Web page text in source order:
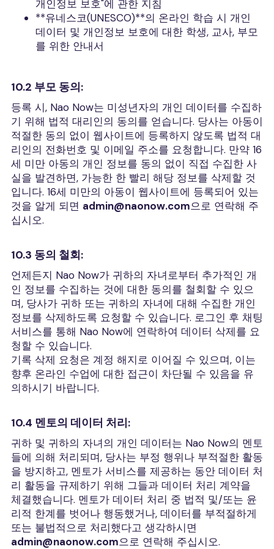
개인정보 보호"에 관한 지침
**유네스코(UNESCO)**의 온라인 학습 시 개인
데이터 및 개인정보 보호에 대한 학생, 교사, 부모
를 위한 안내서
10.2 부모 동의:
등록 시, Nao Now는 미성년자의 개인 데이터를 수집하
기 위해 법적 대리인의 동의를 얻습니다. 당사는 아동이
적절한 동의 없이 웹사이트에 등록하지 않도록 법적 대
리인의 전화번호 및 이메일 주소를 요청합니다. 만약 16
세 미만 아동의 개인 정보를 동의 없이 직접 수집한 사
실을 발견하면, 가능한 한 빨리 해당 정보를 삭제할 것
입니다. 16세 미만의 아동이 웹사이트에 등록되어 있는
것을 알게 되면 admin@naonow.com으로 연락해 주
십시오.
10.3 동의 철회:
언제든지 Nao Now가 귀하의 자녀로부터 추가적인 개
인 정보를 수집하는 것에 대한 동의를 철회할 수 있으
며, 당사가 귀하 또는 귀하의 자녀에 대해 수집한 개인
정보를 삭제하도록 요청할 수 있습니다. 로그인 후 채팅
서비스를 통해 Nao Now에 연락하여 데이터 삭제를 요
청할 수 있습니다.
기록 삭제 요청은 계정 해지로 이어질 수 있으며, 이는
향후 온라인 수업에 대한 접근이 차단될 수 있음을 유
의하시기 바랍니다.
10.4 멘토의 데이터 처리:
귀하 및 귀하의 자녀의 개인 데이터는 Nao Now의 멘토
들에 의해 처리되며, 당사는 부정 행위나 부적절한 활동
을 방지하고, 멘토가 서비스를 제공하는 동안 데이터 처
리 활동을 규제하기 위해 그들과 데이터 처리 계약을
체결했습니다. 멘토가 데이터 처리 중 법적 및/또는 윤
리적 한계를 벗어나 행동했거나, 데이터를 부적절하게
또는 불법적으로 처리했다고 생각하시면
admin@naonow.com으로 연락해 주십시오.